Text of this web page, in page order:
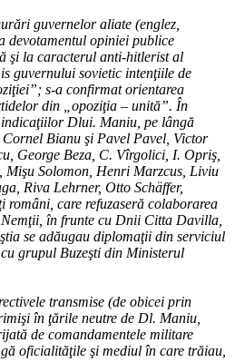
guvernelor aliate (englez,
devotamentul opiniei publice
şi la caracterul anti-hitlerist al
guvernului sovietic intenţiile de
s-a confirmat orientarea
din „opoziţia – unită”. În
Dlui. Maniu, pe lângă
Bianu şi Pavel Pavel, Victor
George Beza, C. Vîrgolici, I. Opriş,
Mişu Solomon, Henri Marzcus, Liviu
Riva Lehrner, Otto Schäffer,
români, care refuzaseră colaborarea
în frunte cu Dnii Citta Davilla,
se adăugau diplomaţii din serviciul
grupul Buzeşti din Ministerul
transmise (de obicei prin
în ţările neutre de Dl. Maniu,
de comandamentele militare
oficialităţile şi mediul în care trăiau,